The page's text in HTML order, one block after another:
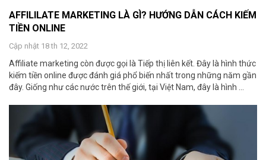
AFFILILATE MARKETING LÀ GÌ? HƯỚNG DẪN CÁCH KIẾM
TIỀN ONLINE
Cập nhật 18 th 12, 2022
Affiliate marketing còn được gọi là Tiếp thị liên kết. Đây là hình thức
kiếm tiền online được đánh giá phổ biến nhất trong những năm gần
đây. Giống như các nước trên thế giới, tại Việt Nam, đây là hình ...